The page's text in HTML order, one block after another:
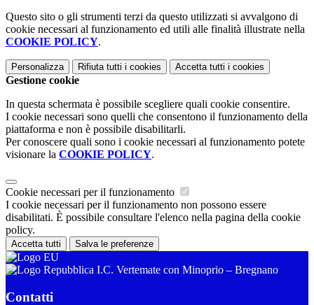
Questo sito o gli strumenti terzi da questo utilizzati si avvalgono di
cookie necessari al funzionamento ed utili alle finalità illustrate nella
COOKIE POLICY.
Personalizza Rifiuta tutti i cookies Accetta tutti i cookies
Gestione cookie
In questa schermata è possibile scegliere quali cookie consentire.
I cookie necessari sono quelli che consentono il funzionamento della
piattaforma e non è possibile disabilitarli.
Per conoscere quali sono i cookie necessari al funzionamento potete
visionare la COOKIE POLICY.
Cookie necessari per il funzionamento
I cookie necessari per il funzionamento non possono essere
disabilitati. È possibile consultare l'elenco nella pagina della cookie
policy.
Accetta tutti Salva le preferenze
I.C. Vertemate con Minoprio – Bregnano
Contatti